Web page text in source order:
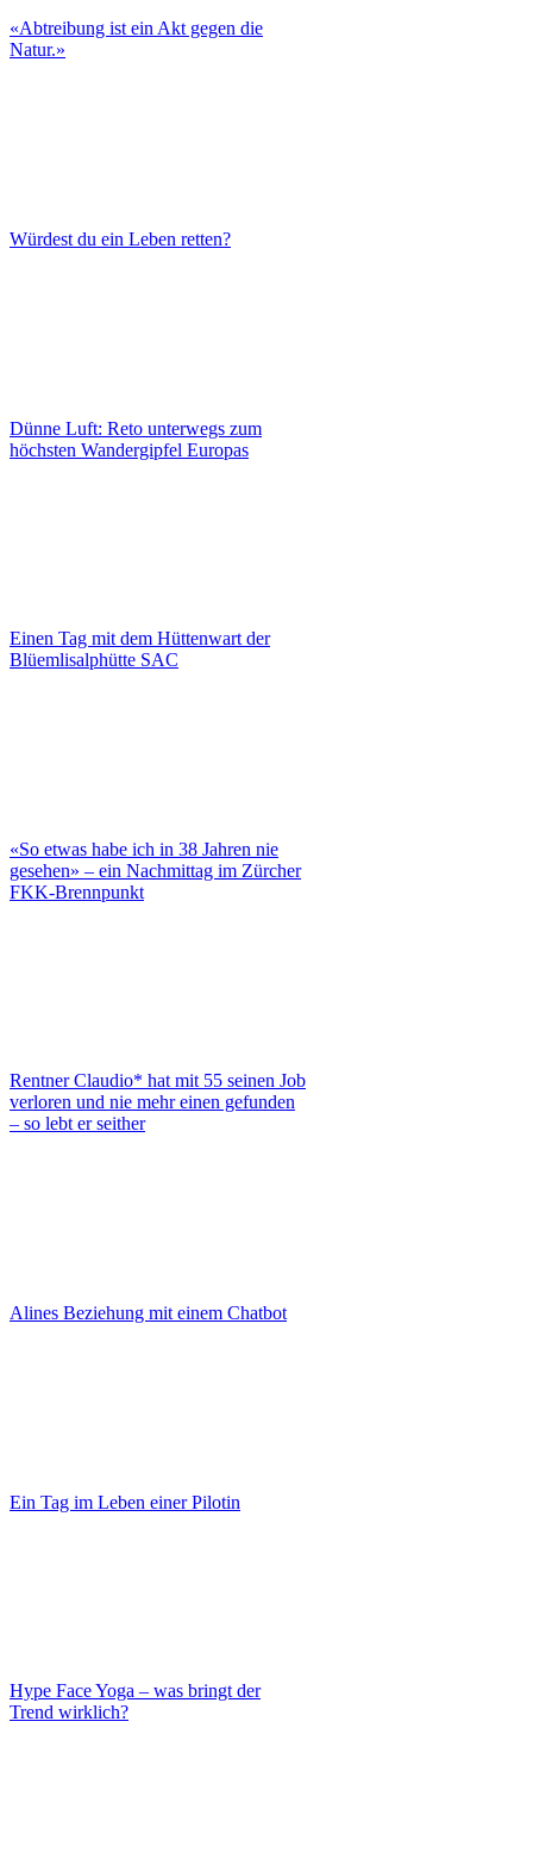
«Abtreibung ist ein Akt gegen die
Natur.»
Würdest du ein Leben retten?
Dünne Luft: Reto unterwegs zum
höchsten Wandergipfel Europas
Einen Tag mit dem Hüttenwart der
Blüemlisalphütte SAC
«So etwas habe ich in 38 Jahren nie
gesehen» – ein Nachmittag im Zürcher
FKK-Brennpunkt
Rentner Claudio* hat mit 55 seinen Job
verloren und nie mehr einen gefunden
– so lebt er seither
Alines Beziehung mit einem Chatbot
Ein Tag im Leben einer Pilotin
Hype Face Yoga – was bringt der
Trend wirklich?